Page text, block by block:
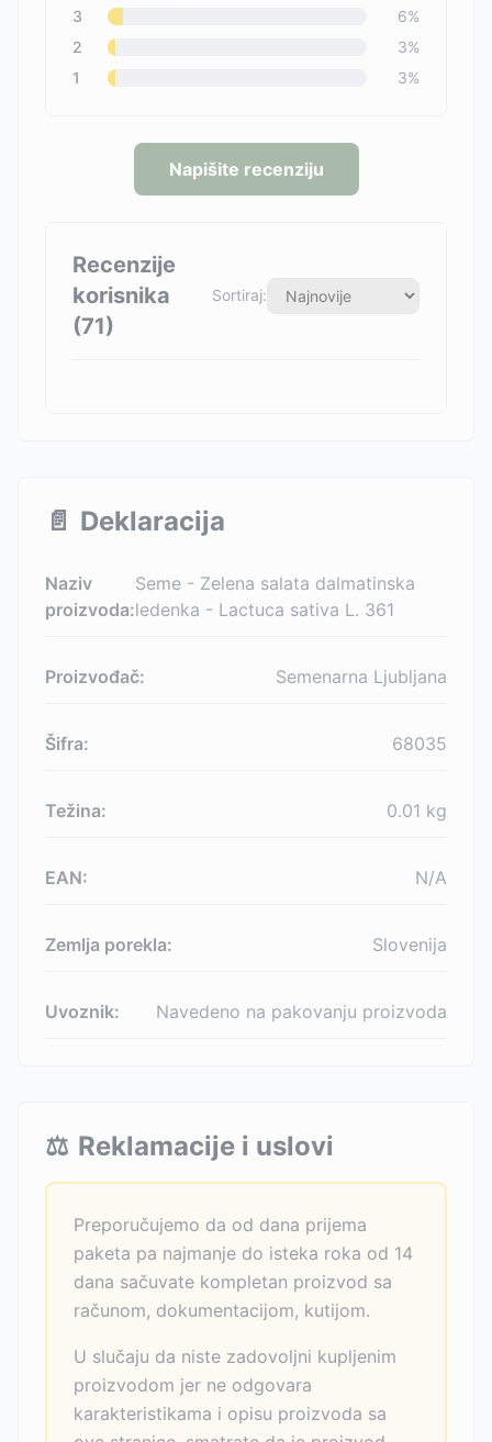
3
6%
2
3%
1
3%
Napišite recenziju
Recenzije
korisnika
(71)
Sortiraj:
📄 Deklaracija
Naziv
proizvoda:
Seme - Zelena salata dalmatinska
ledenka - Lactuca sativa L. 361
Proizvođač: Semenarna Ljubljana
Šifra: 68035
Težina: 0.01 kg
EAN: N/A
Zemlja porekla: Slovenija
Uvoznik: Navedeno na pakovanju proizvoda
⚖️ Reklamacije i uslovi
Preporučujemo da od dana prijema
paketa pa najmanje do isteka roka od 14
dana sačuvate kompletan proizvod sa
računom, dokumentacijom, kutijom.
U slučaju da niste zadovoljni kupljenim
proizvodom jer ne odgovara
karakteristikama i opisu proizvoda sa